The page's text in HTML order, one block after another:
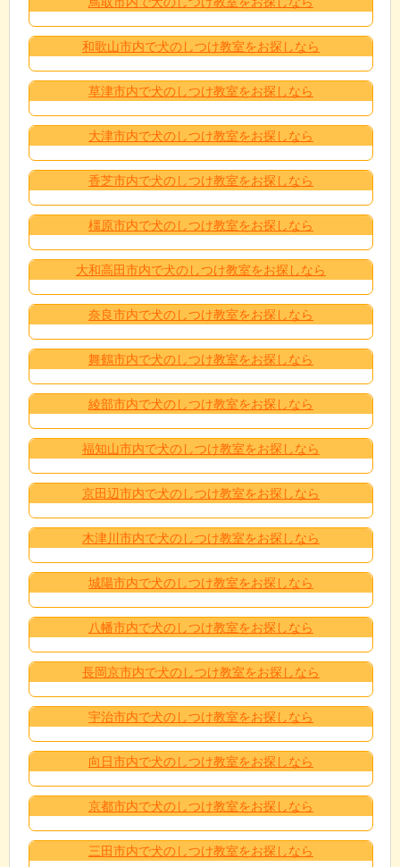
和歌山市内で犬のしつけ教室をお探しなら
草津市内で犬のしつけ教室をお探しなら
大津市内で犬のしつけ教室をお探しなら
香芝市内で犬のしつけ教室をお探しなら
橿原市内で犬のしつけ教室をお探しなら
大和高田市内で犬のしつけ教室をお探しなら
奈良市内で犬のしつけ教室をお探しなら
舞鶴市内で犬のしつけ教室をお探しなら
綾部市内で犬のしつけ教室をお探しなら
福知山市内で犬のしつけ教室をお探しなら
京田辺市内で犬のしつけ教室をお探しなら
木津川市内で犬のしつけ教室をお探しなら
城陽市内で犬のしつけ教室をお探しなら
八幡市内で犬のしつけ教室をお探しなら
長岡京市内で犬のしつけ教室をお探しなら
宇治市内で犬のしつけ教室をお探しなら
向日市内で犬のしつけ教室をお探しなら
京都市内で犬のしつけ教室をお探しなら
三田市内で犬のしつけ教室をお探しなら